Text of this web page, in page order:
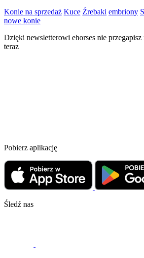
Konie na sprzedaż Kuce Źrebaki embriony
nowe konie
Dzięki newsletterowi ehorses nie
teraz
Pobierz aplikację
Śledź nas